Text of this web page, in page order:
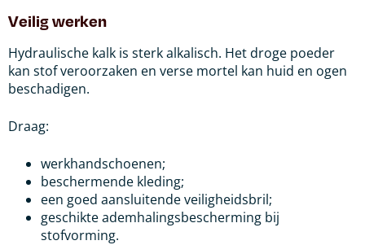
Veilig werken
Hydraulische kalk is sterk alkalisch. Het droge poeder
kan stof veroorzaken en verse mortel kan huid en ogen
beschadigen.
Draag:
werkhandschoenen;
beschermende kleding;
een goed aansluitende veiligheidsbril;
geschikte ademhalingsbescherming bij
stofvorming.